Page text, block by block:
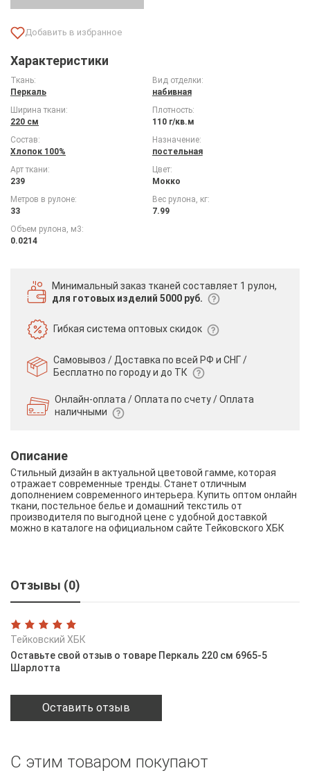
Характеристики
Ткань:
Перкаль
Вид отделки:
набивная
Ширина ткани:
220 см
Плотность:
110 г/кв.м
Состав:
Хлопок 100%
Назначение:
постельная
Арт ткани:
239
Цвет:
Мокко
Метров в рулоне:
33
Вес рулона, кг:
7.99
Объем рулона, м3:
0.0214
Минимальный заказ тканей составляет 1 рулон,
для готовых изделий 5000 руб.
Гибкая системаоптовых скидок
Самовывоз / Доставка по всей РФ и СНГ /
Бесплатно по городу и до ТК
Онлайн-оплата / Оплата по счету /Оплата
наличными
Описание
Стильный дизайн в актуальной цветовой гамме, которая
отражает современные тренды. Станет отличным
дополнением современного интерьера. Купить оптом онлайн
ткани, постельное белье и домашний текстиль от
производителя по выгодной цене с удобной доставкой
можно в каталоге на официальном сайте Тейковского ХБК
Отзывы (0)
Тейковский ХБК
Оставьте свой отзыв о товаре Перкаль 220 см 6965-5
Шарлотта
Оставить отзыв
С этим товаром покупают